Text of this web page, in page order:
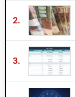
2.
3.